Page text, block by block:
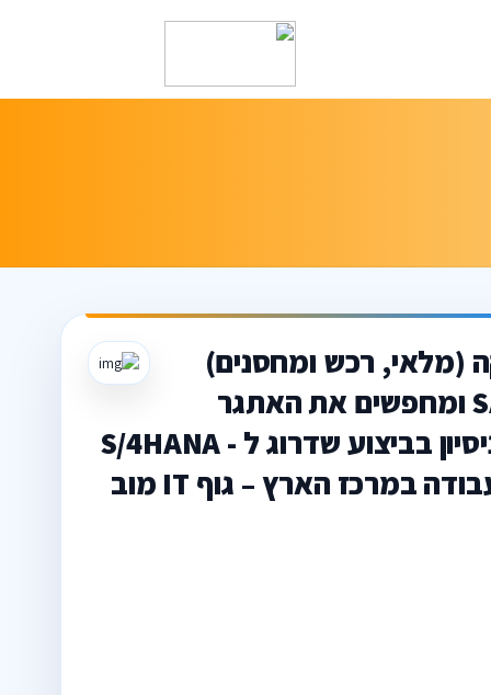
(מלאי, רכש ומחסנים)
אם יש לכם ניסיון בשדרוגי SAP S/4HANA ומחפשים את האתגר
הבא - זו יכולה להיות ההזדמנות שלכם! ניסיון בביצוע שדרוג ל - S/4HANA